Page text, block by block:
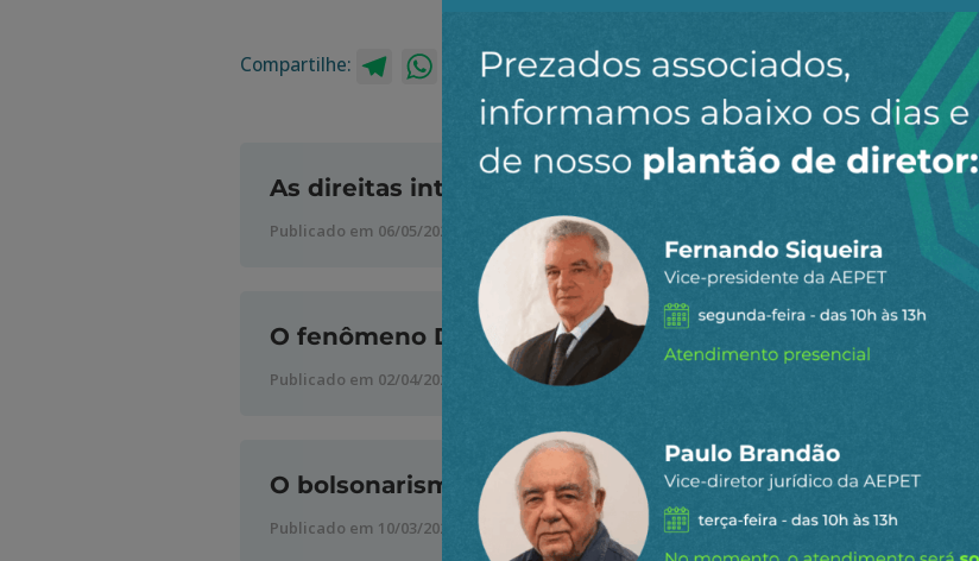
Compartilhe: TelegramWhatsApp
TwitterFacebook
LinkedInEmail
As direitas internacionais
Publicado em 06/05/2025
O fenômeno Donald Trump
Publicado em 02/04/2025
O bolsonarismo: uma concepção autoritária em formação
Publicado em 10/03/2021